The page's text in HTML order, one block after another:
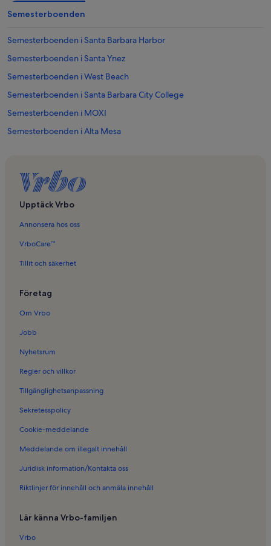
Semesterboenden
Semesterboenden i Santa Barbara Harbor
Semesterboenden i Santa Ynez
Semesterboenden i West Beach
Semesterboenden i Santa Barbara City College
Semesterboenden i MOXI
Semesterboenden i Alta Mesa
Semesterboenden i 1000 Steps Beach
Semesterboenden i Isla Vista
Semesterboenden i Las Positas
Semesterboenden i Andree Clark Bird Refuge
Semesterboenden i Santa Barbara Beach
Semesterboenden i Santa Barbara Zoo
Semesterboenden i Montecito
Semesterboenden i Santa Barbaras symfoniorkester
Semesterboenden i Summerland
Semesterboenden i Butterfly Beach
Semesterboenden i Hope Ranch
Semesterboenden i Campanil
Semesterboenden i Santa Barbara Polo & Racquet Club
Semesterboenden i Upper State Street
Upptäck Vrbo
Annonsera hos oss
VrboCare™
Tillit och säkerhet
Företag
Om Vrbo
Jobb
Nyhetsrum
Regler och villkor
Tillgänglighetsanpassning
Sekretesspolicy
Cookie-meddelande
Meddelande om illegalt innehåll
Juridisk information/Kontakta oss
Riktlinjer för innehåll och anmäla innehåll
Lär känna Vrbo-familjen
Vrbo